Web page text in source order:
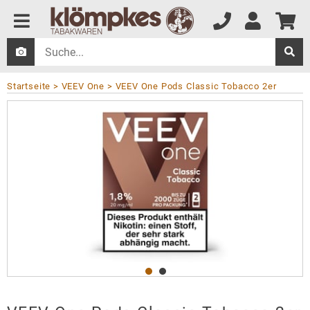
Startseite VEEV One VEEV One Pods Classic Tobacco 2er